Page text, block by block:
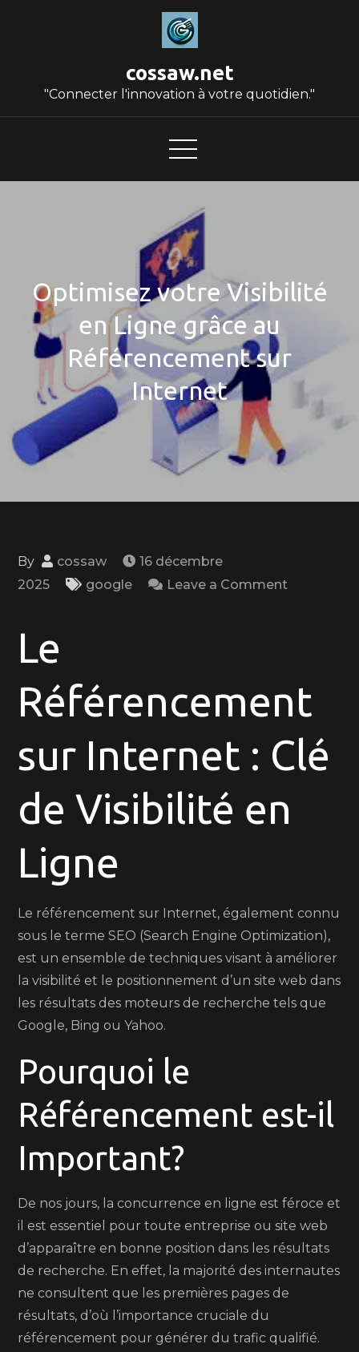
cossaw.net
"Connecter l'innovation à votre quotidien."
Optimisez votre Visibilité
en Ligne grâce au
Référencement sur
Internet
By cossaw
16 décembre
2025
google Leave a Comment
Ligne
grâce
au
Internet
Le
Référencement
sur Internet : Clé
de Visibilité en
Ligne
Le référencement sur Internet, également connu
sous le terme SEO (Search Engine Optimization),
est un ensemble de techniques visant à améliorer
la visibilité et le positionnement d’un site web dans
les résultats des moteurs de recherche tels que
Google, Bing ou Yahoo.
Pourquoi le
Référencement est-il
Important?
De nos jours, la concurrence en ligne est féroce et
il est essentiel pour toute entreprise ou site web
d’apparaître en bonne position dans les résultats
de recherche. En effet, la majorité des internautes
ne consultent que les premières pages de
résultats, d’où l’importance cruciale du
référencement pour générer du trafic qualifié.